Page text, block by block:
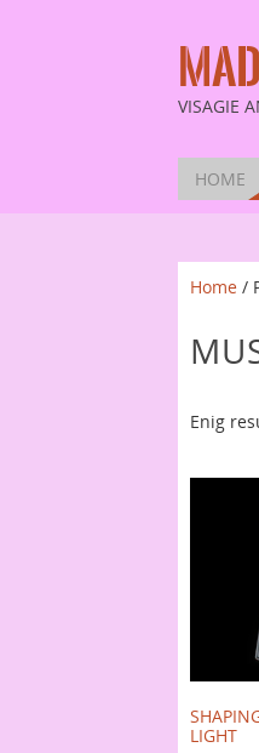
VISAGIE
HOME
Home /
Enig
LIGHT